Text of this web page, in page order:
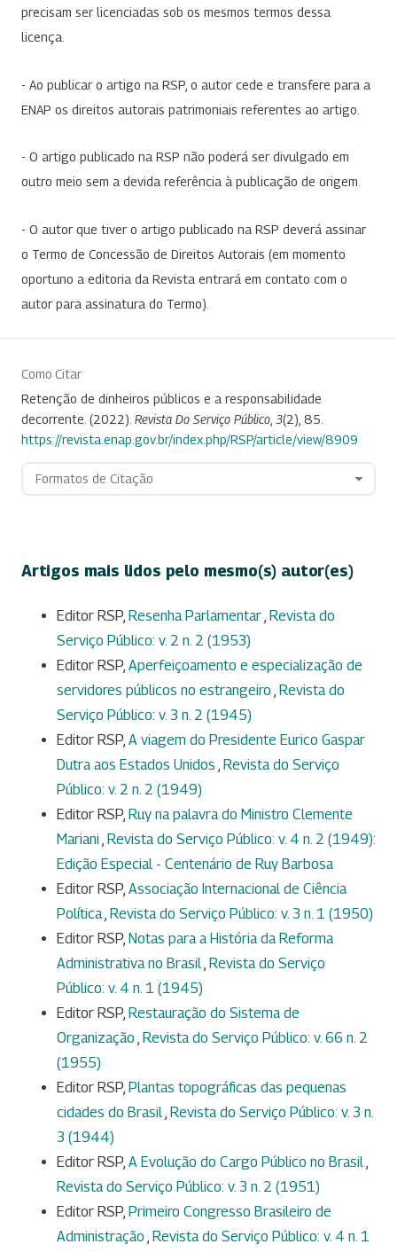
precisam ser licenciadas sob os mesmos termos dessa
licença.
- Ao publicar o artigo na RSP, o autor cede e transfere para a
ENAP os direitos autorais patrimoniais referentes ao artigo.
- O artigo publicado na RSP não poderá ser divulgado em
outro meio sem a devida referência à publicação de origem.
- O autor que tiver o artigo publicado na RSP deverá assinar
o Termo de Concessão de Direitos Autorais (em momento
oportuno a editoria da Revista entrará em contato com o
autor para assinatura do Termo).
Como Citar
Retenção de dinheiros públicos e a responsabilidade
decorrente. (2022). Revista Do Serviço Público 3(2), 85.
https://revista.enap.gov.br/index.php/RSP/article/view/8909
Formatos de Citação
Artigos mais lidos pelo mesmo(s) autor(es)
Editor RSP, Resenha Parlamentar, Revista do
Serviço Público: v. 2 n. 2 (1953)
Editor RSP, Aperfeiçoamento e especialização de
servidores públicos no estrangeiro , Revista do
Serviço Público: v. 3 n. 2 (1945)
Editor RSP, A viagem do Presidente Eurico Gaspar
Dutra aos Estados Unidos , Revista do Serviço
Público: v. 2 n. 2 (1949)
Editor RSP, Ruy na palavra do Ministro Clemente
Mariani, Revista do Serviço Público: v. 4 n. 2 (1949):
Edição Especial - Centenário de Ruy Barbosa
Editor RSP, Associação Internacional de Ciência
Política, Revista do Serviço Público: v. 3 n. 1 (1950)
Editor RSP, Notas para a História da Reforma
Administrativa no Brasil, Revista do Serviço
Público: v. 4 n. 1 (1945)
Editor RSP, Restauração do Sistema de
Organização , Revista do Serviço Público: v. 66 n. 2
(1955)
Editor RSP, Plantas topográficas das pequenas
cidades do Brasil, Revista do Serviço Público: v. 3 n.
3 (1944)
Editor RSP, A Evolução do Cargo Público no Brasil,
Revista do Serviço Público: v. 3 n. 2 (1951)
Editor RSP, Primeiro Congresso Brasileiro de
Administração , Revista do Serviço Público: v. 4 n. 1